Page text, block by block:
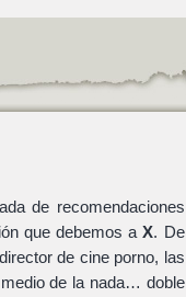
de recomendaciones
que debemos aX. De
de cine porno, las
de la nada… doble